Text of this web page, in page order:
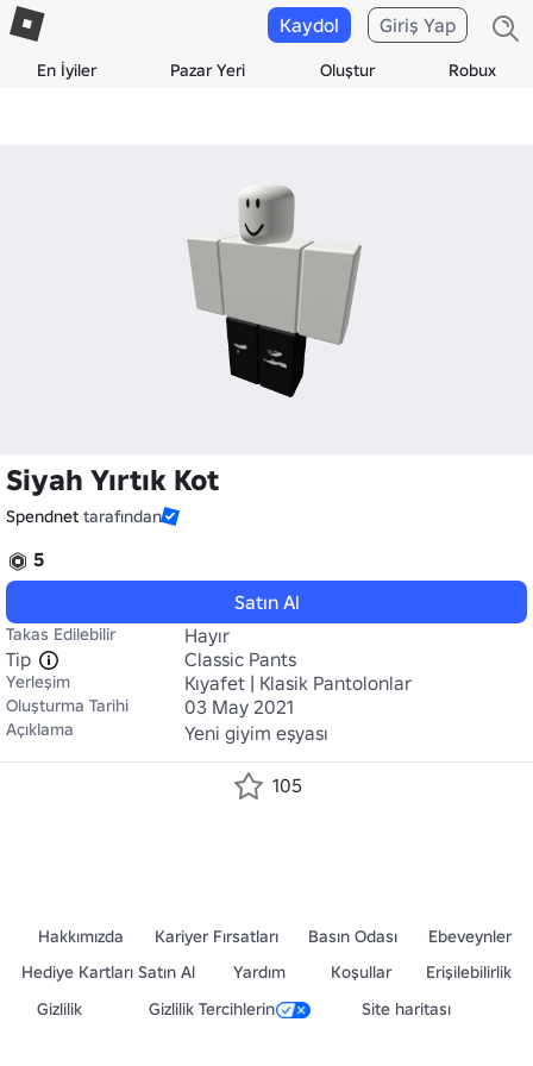
En İyiler Pazar Yeri Oluştur Robux
Kaydol Giriş Yap
Siyah Yırtık Kot
Spendnet tarafından
5
Satın Al
Takas Edilebilir
Hayır
Tip
Classic Pants
Yerleşim Kıyafet | Klasik Pantolonlar
Oluşturma Tarihi 03 May 2021
Açıklama Yeni giyim eşyası
105
Hakkımızda Kariyer Fırsatları Basın Odası
Ebeveynler
Hediye Kartları Satın Al
Yardım Koşullar
Erişilebilirlik
Gizlilik
Gizlilik Tercihlerin Site haritası